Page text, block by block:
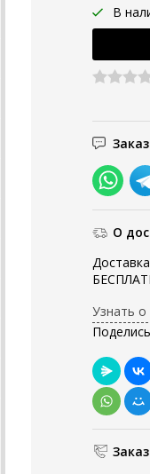
В
О
Узнать о